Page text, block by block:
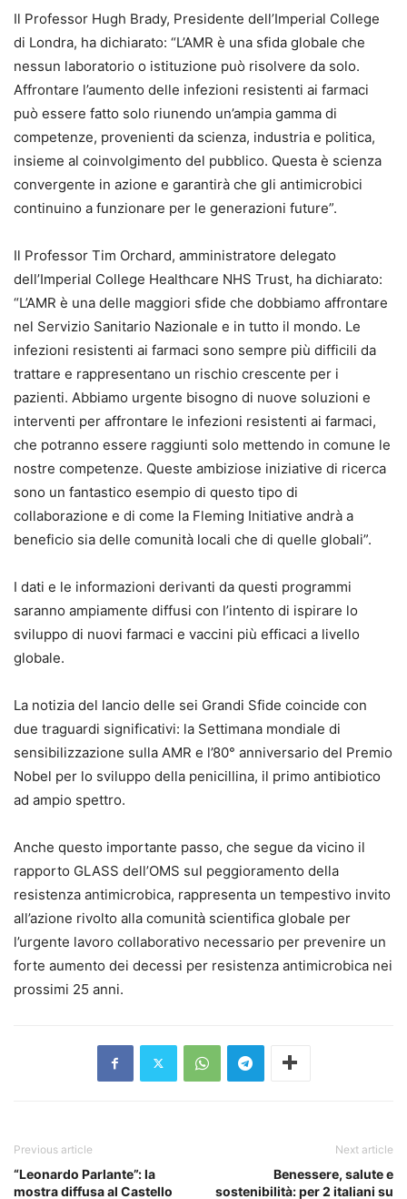
Il Professor Hugh Brady, Presidente dell’Imperial College
di Londra, ha dichiarato: “L’AMR è una sfida globale che
nessun laboratorio o istituzione può risolvere da solo.
Affrontare l’aumento delle infezioni resistenti ai farmaci
può essere fatto solo riunendo un’ampia gamma di
competenze, provenienti da scienza, industria e politica,
insieme al coinvolgimento del pubblico. Questa è scienza
convergente in azione e garantirà che gli antimicrobici
continuino a funzionare per le generazioni future”.
Il Professor Tim Orchard, amministratore delegato
dell’Imperial College Healthcare NHS Trust, ha dichiarato:
“L’AMR è una delle maggiori sfide che dobbiamo affrontare
nel Servizio Sanitario Nazionale e in tutto il mondo. Le
infezioni resistenti ai farmaci sono sempre più difficili da
trattare e rappresentano un rischio crescente per i
pazienti. Abbiamo urgente bisogno di nuove soluzioni e
interventi per affrontare le infezioni resistenti ai farmaci,
che potranno essere raggiunti solo mettendo in comune le
nostre competenze. Queste ambiziose iniziative di ricerca
sono un fantastico esempio di questo tipo di
collaborazione e di come la Fleming Initiative andrà a
beneficio sia delle comunità locali che di quelle globali”.
I dati e le informazioni derivanti da questi programmi
saranno ampiamente diffusi con l’intento di ispirare lo
sviluppo di nuovi farmaci e vaccini più efficaci a livello
globale.
La notizia del lancio delle sei Grandi Sfide coincide con
due traguardi significativi: la Settimana mondiale di
sensibilizzazione sulla AMR e l’80° anniversario del Premio
Nobel per lo sviluppo della penicillina, il primo antibiotico
ad ampio spettro.
Anche questo importante passo, che segue da vicino il
rapporto GLASS dell’OMS sul peggioramento della
resistenza antimicrobica, rappresenta un tempestivo invito
all’azione rivolto alla comunità scientifica globale per
l’urgente lavoro collaborativo necessario per prevenire un
forte aumento dei decessi per resistenza antimicrobica nei
prossimi 25 anni.
Previous article
“Leonardo Parlante”: la
mostra diffusa al Castello
Next article
Benessere, salute e
sostenibilità: per 2 italiani su